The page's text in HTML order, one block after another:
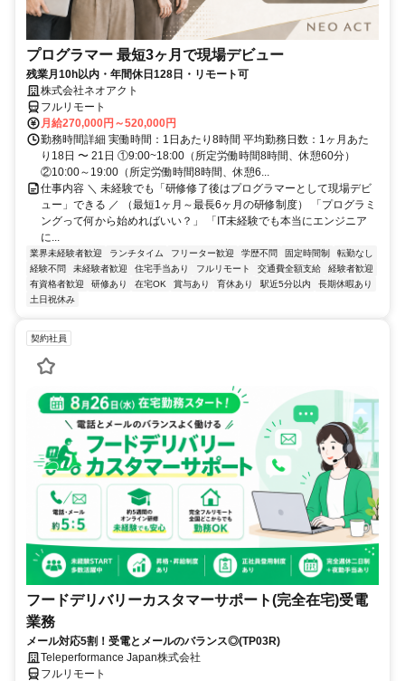
プログラマー 最短3ヶ月で現場デビュー
残業月10h以内・年間休日128日・リモート可
株式会社ネオアクト
フルリモート
月給270,000円～520,000円
勤務時間詳細 実働時間：1日あたり8時間 平均勤務日数：1ヶ月あた
り18日 〜 21日 ①9:00~18:00（所定労働時間8時間、休憩60分）
②10:00～19:00（所定労働時間8時間、休憩6...
仕事内容 ＼ 未経験でも「研修修了後はプログラマーとして現場デビ
ュー」できる ／ （最短1ヶ月～最長6ヶ月の研修制度） 「プログラミ
ングって何から始めればいい？」 「IT未経験でも本当にエンジニア
に...
業界未経験者歓迎 ランチタイム フリーター歓迎 学歴不問 固定時間制
転勤なし
経験不問
未経験者歓迎 住宅手当あり フルリモート 交通費全額支給
経験者歓迎
有資格者歓迎
研修あり 在宅OK 賞与あり 育休あり 駅近5分以内
長期休暇あり
土日祝休み
契約社員
フードデリバリーカスタマーサポート(完全在宅)受電
業務
メール対応5割！受電とメールのバランス◎(TP03R)
Teleperformance Japan株式会社
フルリモート